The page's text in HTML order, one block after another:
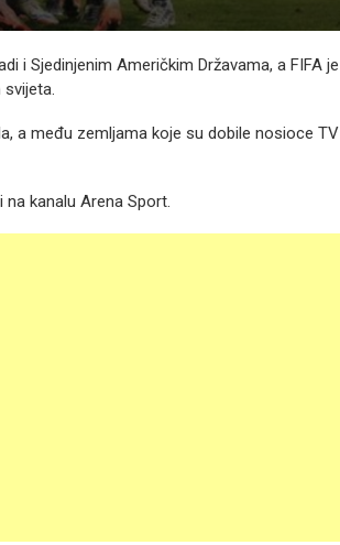
i Sjedinjenim Američkim Državama, a FIFA je
a među zemljama koje su dobile nosioce TV
kanalu Arena Sport.